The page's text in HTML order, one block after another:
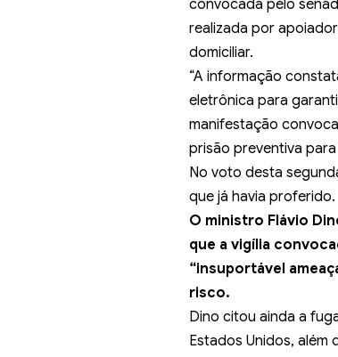
convocada pelo
realizada por
domiciliar.
“A informação
eletrônica para
manifestação
prisão preventiva para
No voto desta
que já havia proferido.
O ministro Flávio
que a vigília
“insuportável
risco.
Dino citou ainda a
Estados Unidos,